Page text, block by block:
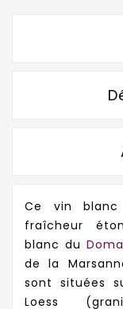
Ce vin
fraîcheur
blanc du
de la
sont situées
Loess